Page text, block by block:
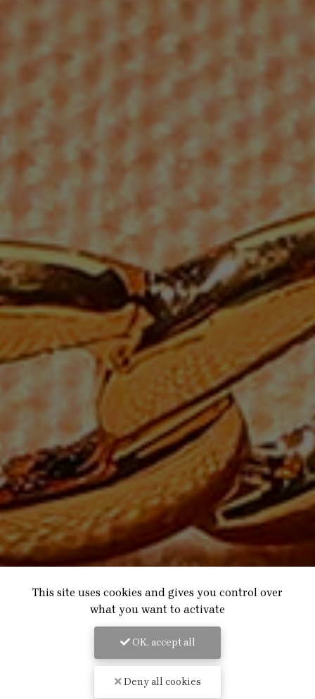
This site uses cookies and gives you control over
what you want to activate
OK, accept all
Deny all cookies